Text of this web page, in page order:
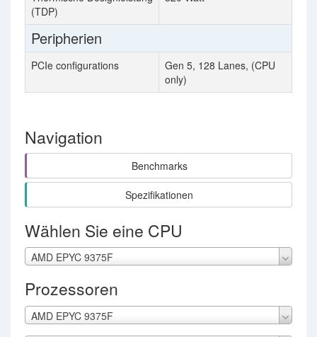
(TDP)
Peripherien
PCIe configurations
Gen 5, 128 Lanes, (CPU
only)
Navigation
Benchmarks
Spezifikationen
Wählen Sie eine CPU
AMD EPYC 9375F
Prozessoren
AMD EPYC 9375F